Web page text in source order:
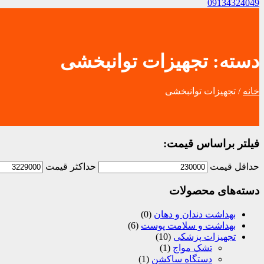
09134324049
دسته:تجهیزات توانبخشی
خانه / تجهیزات توانبخشی
فیلتر براساس قیمت:
حداقل قیمت حداکثر قیمت
دسته‌های محصولات
بهداشت دندان و دهان (0)
بهداشت و سلامت پوست (6)
تجهیزات پزشکی (10)
تشک مواج (1)
دستگاه ساکشن (1)